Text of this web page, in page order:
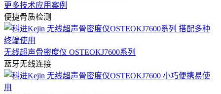
更多技术应用案例
便捷骨质检测
无线超声骨密度仪 OSTEOKJ7600系列
蓝牙无线连接